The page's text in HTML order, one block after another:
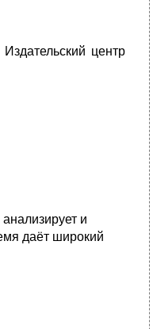
центр
и
даёт широкий